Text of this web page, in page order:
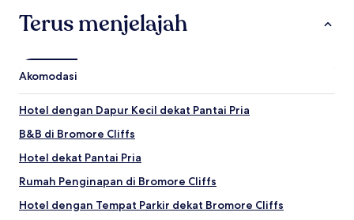
Objek Wisata di dekat Pantai Pria
Yang Wajib Dikunjungi di Pantai Pria
Ladies Beach
Beal Castle
Bromore Cliffs
Aktivitas di Pantai Pria
Klub Golf Ballybunion
Ballybunion Health & Leisure Centre
Lartigue Monorail & Museum
Terus menjelajah
Akomodasi
Hotel dengan Dapur Kecil dekat Pantai Pria
B&B di Bromore Cliffs
Hotel dekat Pantai Pria
Rumah Penginapan di Bromore Cliffs
Hotel dengan Tempat Parkir dekat Bromore Cliffs